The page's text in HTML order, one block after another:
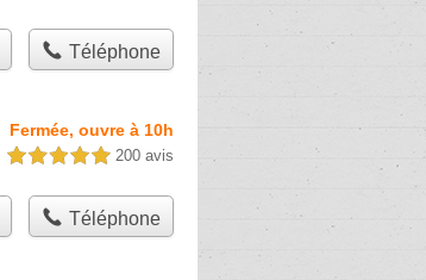
Téléphone
Fermée, ouvre à 10h
5,0 étoiles sur 5 200 avis
Téléphone